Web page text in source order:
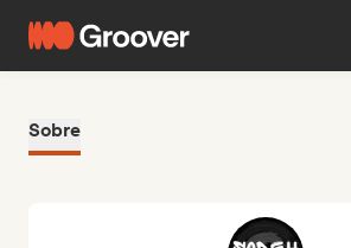
Sobre